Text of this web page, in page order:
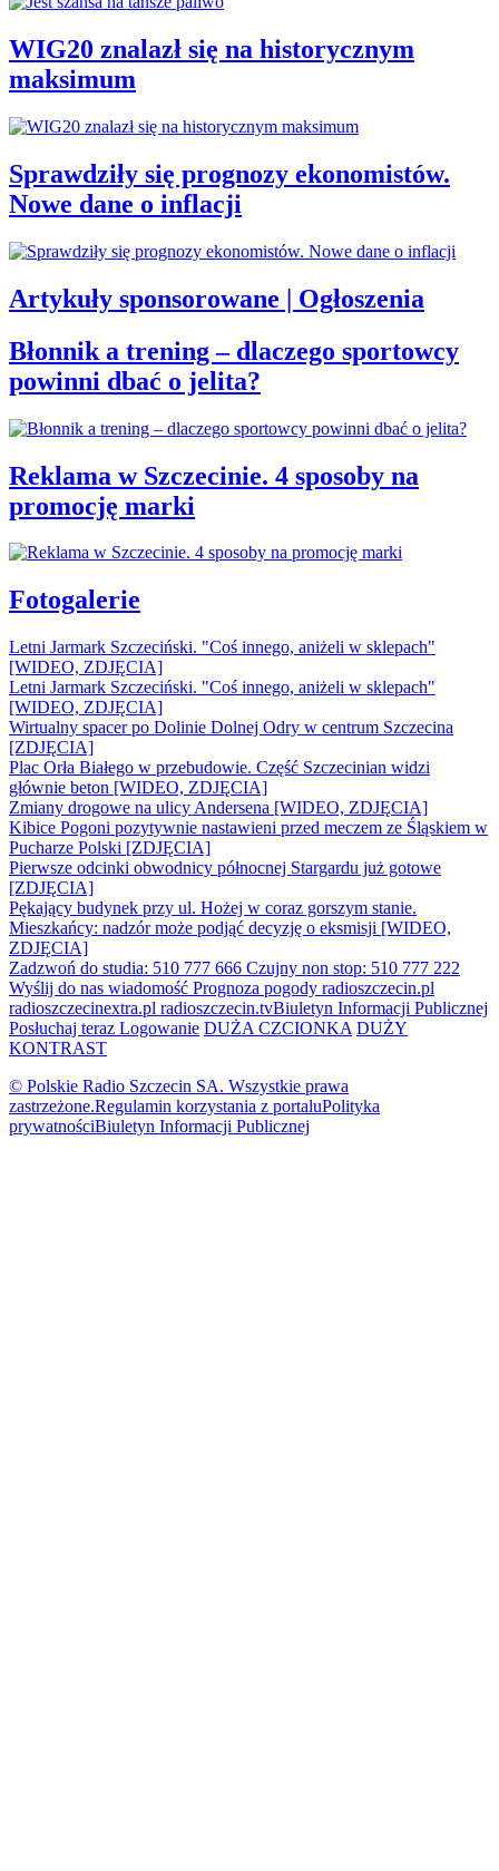
WIG20 znalazł się na historycznym
maksimum
Sprawdziły się prognozy ekonomistów.
Nowe dane o inflacji
Artykuły sponsorowane | Ogłoszenia
Błonnik a trening – dlaczego sportowcy
powinni dbać o jelita?
Reklama w Szczecinie. 4 sposoby na
promocję marki
Fotogalerie
Letni Jarmark Szczeciński. "Coś innego, aniżeli w sklepach"
[WIDEO, ZDJĘCIA]
Letni Jarmark Szczeciński. "Coś innego, aniżeli w sklepach"
[WIDEO, ZDJĘCIA]
Wirtualny spacer po Dolinie Dolnej Odry w centrum Szczecina
[ZDJĘCIA]
Plac Orła Białego w przebudowie. Część Szczecinian widzi
głównie beton [WIDEO, ZDJĘCIA]
Zmiany drogowe na ulicy Andersena [WIDEO, ZDJĘCIA]
Kibice Pogoni pozytywnie nastawieni przed meczem ze Śląskiem w
Pucharze Polski [ZDJĘCIA]
Pierwsze odcinki obwodnicy północnej Stargardu już gotowe
[ZDJĘCIA]
Pękający budynek przy ul. Hożej w coraz gorszym stanie.
Mieszkańcy: nadzór może podjąć decyzję o eksmisji [WIDEO,
ZDJĘCIA]
Zadzwoń do studia: 510 777 666 Czujny non stop: 510 777 222
Wyślij do nas wiadomość Prognoza pogody radioszczecin.pl
radioszczecinextra.pl radioszczecin.tvBiuletyn Informacji Publicznej
Posłuchaj teraz Logowanie DUŻA CZCIONKA DUŻY
KONTRAST
© Polskie Radio Szczecin SA. Wszystkie prawa
zastrzeżone.Regulamin korzystania z portaluPolityka
prywatnościBiuletyn Informacji Publicznej